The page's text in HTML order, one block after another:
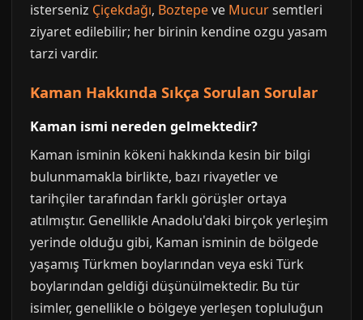
isterseniz Çiçekdağı, Boztepeve Mucursemtleri
ziyaret edilebilir; her birinin kendine ozgu yasam
tarzi vardir.
Kaman Hakkında Sıkça Sorulan Sorular
Kaman ismi nereden gelmektedir?
Kaman isminin kökeni hakkında kesin bir bilgi
bulunmamakla birlikte, bazı rivayetler ve
tarihçiler tarafından farklı görüşler ortaya
atılmıştır. Genellikle Anadolu'daki birçok yerleşim
yerinde olduğu gibi, Kaman isminin de bölgede
yaşamış Türkmen boylarından veya eski Türk
boylarından geldiği düşünülmektedir. Bu tür
isimler, genellikle o bölgeye yerleşen topluluğun